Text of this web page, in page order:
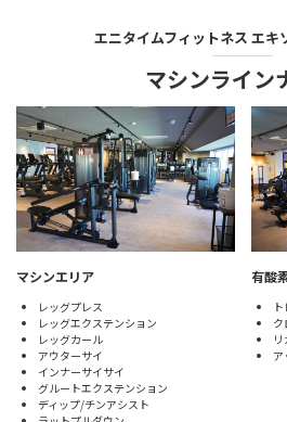
エニタイムフィットネス エキ
マシンライン
マシンエリア
レッグプレス
レッグエクステンション
レッグカール
アウターサイ
インナーサイサイ
グルートエクステンション
ディップ/チンアシスト
有酸